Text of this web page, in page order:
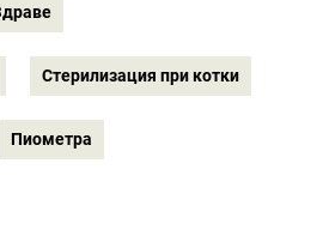
Стерилизация при котки
Пиометра